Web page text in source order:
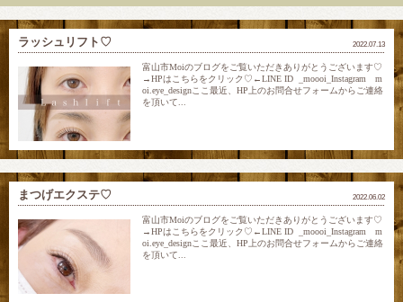
2022.07.13
ラッシュリフト♡
富山市Moiのブログをご覧いただきありがとうございます♡
→HPはこちらをクリック♡←LINE ID _moooi_Instagram m
oi.eye_designここ最近、HP上のお問合せフォームからご連絡
を頂いて...
2022.06.02
まつげエクステ♡
富山市Moiのブログをご覧いただきありがとうございます♡
→HPはこちらをクリック♡←LINE ID _moooi_Instagram m
oi.eye_designここ最近、HP上のお問合せフォームからご連絡
を頂いて...